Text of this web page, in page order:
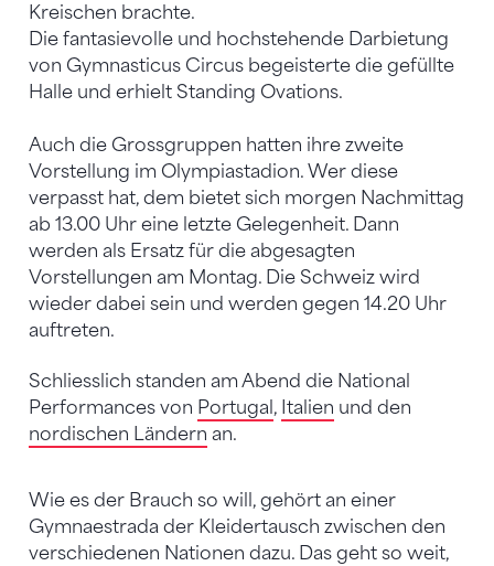
Kreischen brachte.
Die fantasievolle und hochstehende Darbietung
von Gymnasticus Circus begeisterte die gefüllte
Halle und erhielt Standing Ovations.
Auch die Grossgruppen hatten ihre zweite
Vorstellung im Olympiastadion. Wer diese
verpasst hat, dem bietet sich morgen Nachmittag
ab 13.00 Uhr eine letzte Gelegenheit. Dann
werden als Ersatz für die abgesagten
Vorstellungen am Montag. Die Schweiz wird
wieder dabei sein und werden gegen 14.20 Uhr
auftreten.
Schliesslich standen am Abend die National
Performances von Portugal , Italien und den
nordischen Ländern an.
Wie es der Brauch so will, gehört an einer
Gymnaestrada der Kleidertausch zwischen den
verschiedenen Nationen dazu. Das geht so weit,